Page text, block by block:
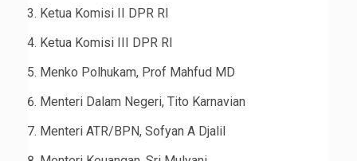
Ketua Komisi II DPR RI
Ketua Komisi III DPR RI
Menko Polhukam, Prof Mahfud MD
Menteri Dalam Negeri, Tito Karnavian
Menteri ATR/BPN, Sofyan A Djalil